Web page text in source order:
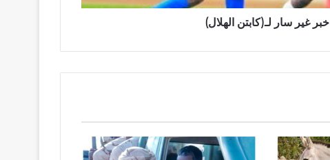
خبر غير سار لـ(كابتن الهلال)